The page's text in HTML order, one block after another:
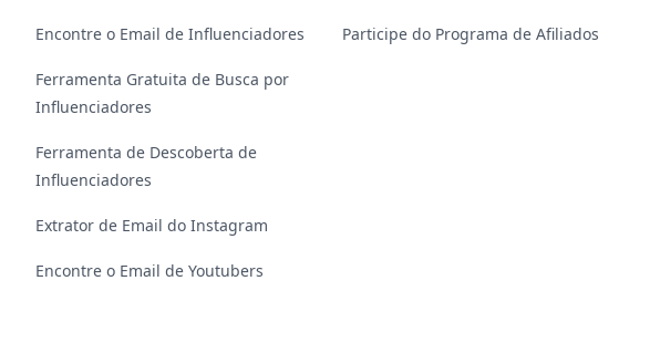
Encontre o Email de Influenciadores
Ferramenta Gratuita de Busca por
Influenciadores
Ferramenta de Descoberta de
Influenciadores
Extrator de Email do Instagram
Encontre o Email de Youtubers
Participe do Programa de Afiliados